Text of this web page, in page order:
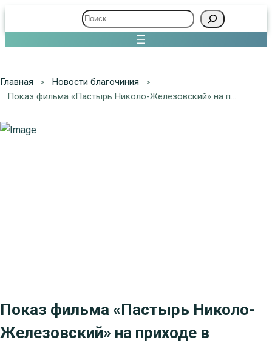
Поиск
Главная
Новости благочиния
Показ фильма «Пастырь Николо-Железовский» на приходе в Успенском храме
Показ фильма «Пастырь Николо-
Железовский» на приходе в